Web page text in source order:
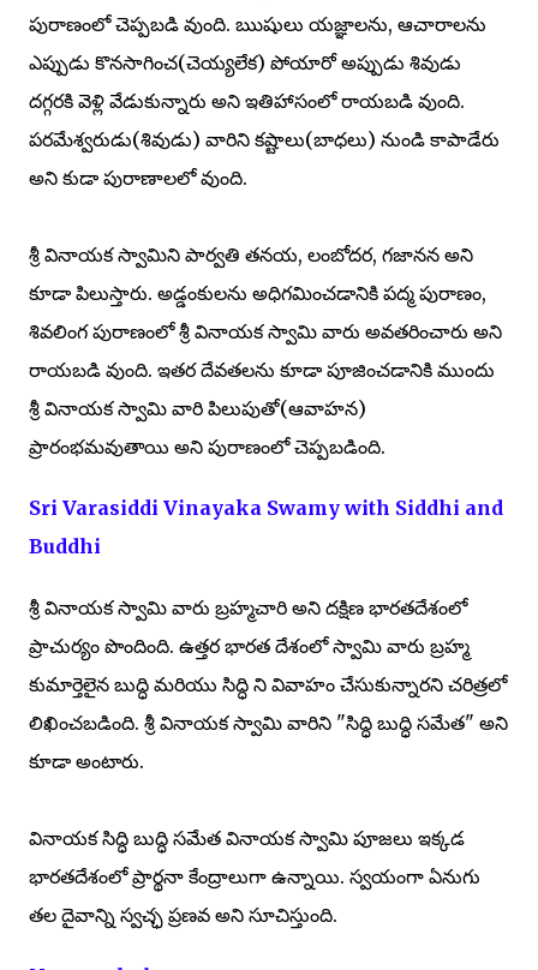
పురాణంలో చెప్పబడి వుంది. ఋషులు యజ్ఞాలను, ఆచారాలను
ఎప్పుడు కొనసాగించ(చెయ్యలేక) పోయారో అప్పుడు శివుడు
దగ్గరకి వెళ్లి వేడుకున్నారు అని ఇతిహాసంలో రాయబడి వుంది.
పరమేశ్వరుడు(శివుడు) వారిని కష్టాలు(బాధలు) నుండి కాపాడేరు
అని కుడా పురాణాలలో వుంది.
శ్రీ వినాయక స్వామిని పార్వతి తనయ, లంబోదర, గజానన అని
కూడా పిలుస్తారు. అడ్డంకులను అధిగమించడానికి పద్మ పురాణం,
శివలింగ పురాణంలో శ్రీ వినాయక స్వామి వారు అవతరించారు అని
రాయబడి వుంది. ఇతర దేవతలను కూడా పూజించడానికి ముందు
శ్రీ వినాయక స్వామి వారి పిలుపుతో(ఆవాహన)
ప్రారంభమవుతాయి అని పురాణంలో చెప్పబడింది.
Sri Varasiddi Vinayaka Swamy with Siddhi and
Buddhi
శ్రీ వినాయక స్వామి వారు బ్రహ్మచారి అని దక్షిణ భారతదేశంలో
ప్రాచుర్యం పొందింది. ఉత్తర భారత దేశంలో స్వామి వారు బ్రహ్మ
కుమార్తెలైన బుద్ధి మరియు సిద్ధి ని వివాహం చేసుకున్నారని చరిత్రలో
లిఖించబడింది. శ్రీ వినాయక స్వామి వారిని "సిద్ధి బుద్ధి సమేత" అని
కూడా అంటారు.
వినాయక సిద్ధి బుద్ధి సమేత వినాయక స్వామి పూజలు ఇక్కడ
భారతదేశంలో ప్రార్థనా కేంద్రాలుగా ఉన్నాయి. స్వయంగా ఏనుగు
తల దైవాన్ని స్వచ్ఛ ప్రణవ అని సూచిస్తుంది.